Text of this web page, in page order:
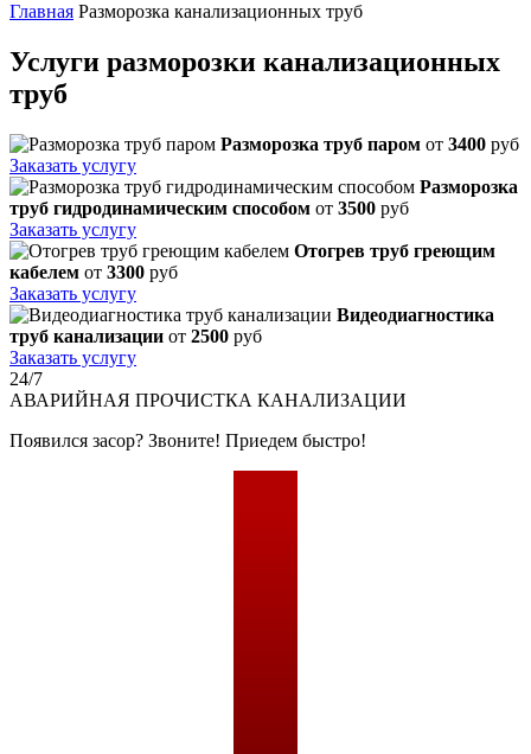
Главная Разморозка канализационных труб
Услуги разморозки канализационных
труб
Разморозка труб паром от 3400 руб
Заказать услугу
Разморозка
труб гидродинамическим способом от 3500 руб
Заказать услугу
Отогрев труб греющим
кабелем от 3300 руб
Заказать услугу
Видеодиагностика
труб канализации от 2500 руб
Заказать услугу
24/7
АВАРИЙНАЯ ПРОЧИСТКА КАНАЛИЗАЦИИ
Появился засор? Звоните! Приедем быстро!